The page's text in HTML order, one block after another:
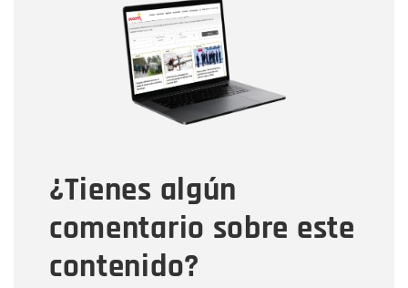
¿Tienes algún
comentario sobre este
contenido?
Correo electrónico
Tipo de comentario
Mensaje